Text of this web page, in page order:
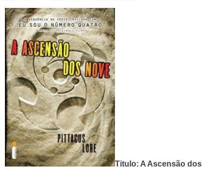
Titulo: A Ascensão dos